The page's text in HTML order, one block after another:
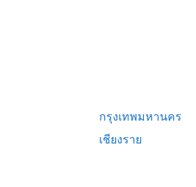
กรุงเทพมหานคร
เชียงราย